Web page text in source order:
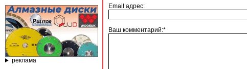
реклама
Email адрес:
Ваш комментарий:*